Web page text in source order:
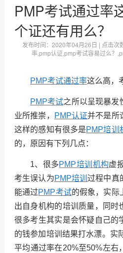
PMP考试通过率
个证还有用么？
发布时间： 2020年04月26日 | 点击次
率,pmp认证,pmp考试容易过么？
PMP考试通过率这么高，
PMP考试之所以呈现暴发
业所推崇，
PMP认证并不是所
这样的感知有很多是PMP培训
的，原因有下列几点：
1、很多PMP培训机构虚
考生误认为PMP培训过程中真
能通过PMP考试的假象，实际
出自身机构的培训质量，同时
很多考生其实是会怀疑自己的
的钱参加培训结果打水漂。实
平均通过率在20%至50%左右